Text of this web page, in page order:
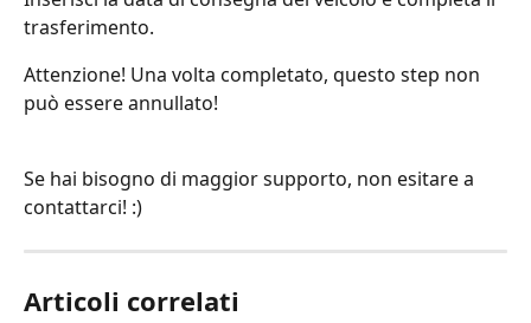
trasferimento.
Attenzione! Una volta completato, questo step non
può essere annullato!
Se hai bisogno di maggior supporto, non esitare a
contattarci! :)
Articoli correlati